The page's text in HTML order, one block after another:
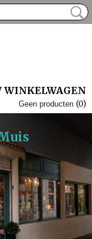
WINKELWAGEN
Geen producten (0)